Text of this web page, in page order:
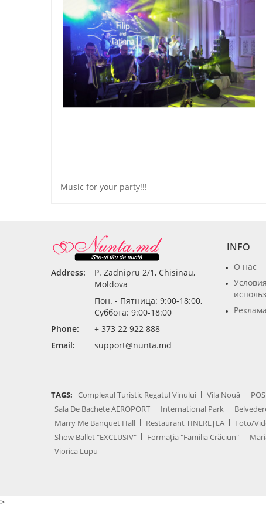
Music for your party!!!
Address:
P. Zadnipru 2/1, Chisinau,
Moldova
Пон. - Пятница: 9:00-18:00,
Суббота: 9:00-18:00
Phone:
+ 373 22 922 888
Email:
support@nunta.md
INFO
О нас
Условия
TAGS: Complexul Turistic Regatul Vinului Vila Nouă
Sala De Bachete AEROPORT
International Park
Marry Me Banquet Hall
Restaurant TINEREȚEA Foto/
Show Ballet "EXCLUSIV"
Formația "Familia Crăciun"
Viorica Lupu
>